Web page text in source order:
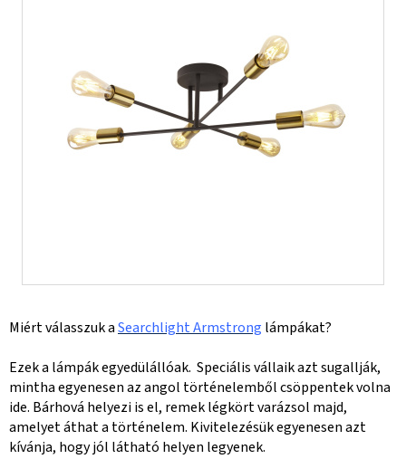
Miért válasszuk aSearchlight Armstrong lámpákat?
Ezek a lámpák egyedülállóak. Speciális vállaik azt sugallják,
mintha egyenesen az angol történelemből csöppentek volna
ide. Bárhová helyezi is el, remek légkört varázsol majd,
amelyet áthat a történelem. Kivitelezésük egyenesen azt
kívánja, hogy jól látható helyen legyenek.